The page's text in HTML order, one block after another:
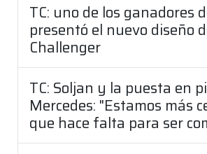
TC: uno de los ganadores
presentó el nuevo diseño
Challenger
TC: Soljan y la puesta en
Mercedes: "Estamos más
que hace falta para ser